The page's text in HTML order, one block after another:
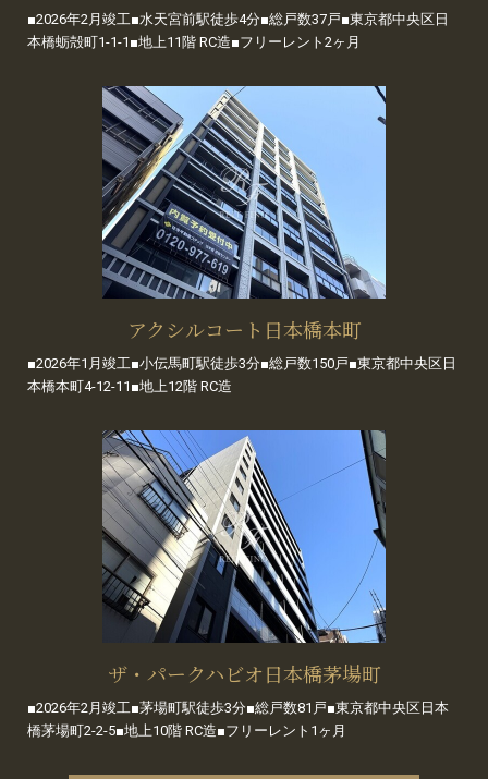
■2026年2月竣工■水天宮前駅徒歩4分■総戸数37戸■東京都中央区日
本橋蛎殻町1-1-1■地上11階 RC造■フリーレント2ヶ月
アクシルコート日本橋本町
■2026年1月竣工■小伝馬町駅徒歩3分■総戸数150戸■東京都中央区日
本橋本町4-12-11■地上12階 RC造
ザ・パークハビオ日本橋茅場町
■2026年2月竣工■茅場町駅徒歩3分■総戸数81戸■東京都中央区日本
橋茅場町2-2-5■地上10階 RC造■フリーレント1ヶ月